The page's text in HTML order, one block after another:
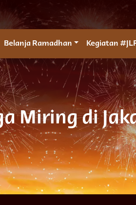
Belanja Ramadhan Kegiatan
Miring di